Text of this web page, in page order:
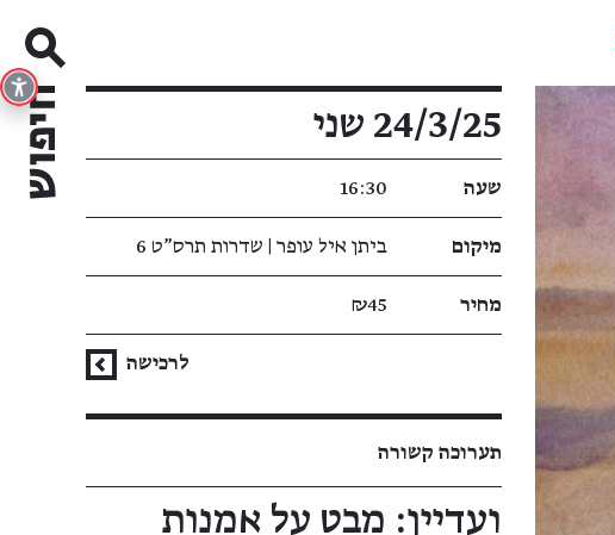
פרטי האירוע
24/3/25 שני
שעה 16:30
מיקום ביתן איל עופר | שדרות תרס"ט 6
מחיר ₪45
לרכישה
תערוכה קשורה
ועדיין: מבט על אמנות